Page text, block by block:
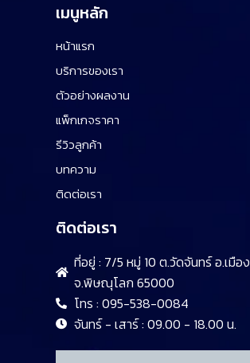
เมนูหลัก
หน้าแรก
บริการของเรา
ตัวอย่างผลงาน
แพ็กเกจราคา
รีวิวลูกค้า
บทความ
ติดต่อเรา
ติดต่อเรา
ที่อยู่ : 7/5 หมู่ 10 ต.วัดจันทร์ อ.เมือง
จ.พิษณุโลก 65000
โทร : 095-538-0084
จันทร์ - เสาร์ : 09.00 - 18.00 น.